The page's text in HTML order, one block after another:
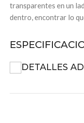
transparentes en un
dentro, encontrar lo
DETALLES